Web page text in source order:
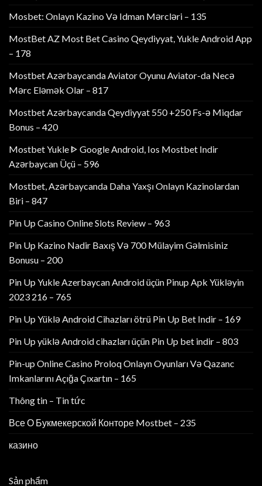
Mosbet: Onlayn Kazino Və Idman Mərcləri – 135
MostBet AZ Most Bet Casino Qeydiyyat, Yukle Android App
– 178
Mostbet Azərbaycanda Aviator Oyunu Aviator-da Necə
Mərc Eləmək Olar – 817
Mostbet Azərbaycanda Qeydiyyat 550 +250 Fs-ə Miqdar
Bonus – 420
Mostbet Yukle ᐈ Google Android, Ios Mostbet Indir
Azərbaycan Üçü – 596
Mostbet, Azərbaycanda Daha Yaxşı Onlayn Kazinolardan
Biri – 847
Pin Up Casino Online Slots Review – 963
Pin Up Kazino Nadir Baxış Və 700 Mülayim Gəlmisiniz
Bonusu – 200
Pin Up Yukle Azerbaycan Android üçün Pinup Apk Yükləyin
2023 216 – 765
Pin Up Yüklə Android Cihazları ötrü Pin Up Bet Indir – 169
Pin Up yüklə Android cihazları üçün Pin Up bet indir – 803
Pin-up Online Casino Proloq Onlayn Oyunları Və Qazanc
Imkanlarını Açığa Çıxartın – 165
Thông tin – Tin tức
Все О Букмекерской Конторе Mostbet – 235
казино
Sản phẩm